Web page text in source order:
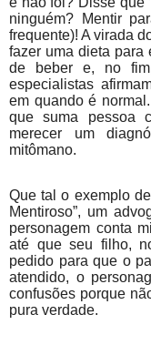
ninguém? Mentir
frequente)! A virada
fazer uma dieta para
de beber e, no
especialistas
em quando é
que suma pessoa
merecer um
mitômano.
Que tal o exemplo
Mentiroso”, um
personagem conta
até que seu filho,
pedido para que o
atendido, o
confusões porque
pura verdade.